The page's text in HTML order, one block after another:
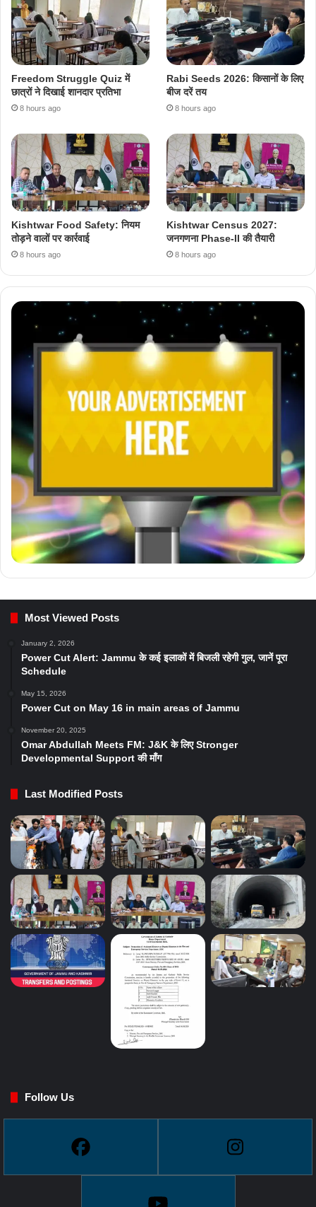
Freedom Struggle Quiz में
छात्रों ने दिखाई शानदार प्रतिभा
8 hours ago
Rabi Seeds 2026: किसानों के लिए
बीज दरें तय
8 hours ago
Kishtwar Food Safety: नियम
तोड़ने वालों पर कार्रवाई
8 hours ago
Kishtwar Census 2027:
जनगणना Phase-II की तैयारी
8 hours ago
Most Viewed Posts
January 2, 2026
Power Cut Alert: Jammu के कई इलाकों में बिजली रहेगी गुल, जानें पूरा
Schedule
May 15, 2026
Power Cut on May 16 in main areas of Jammu
November 20, 2025
Omar Abdullah Meets FM: J&K के लिए Stronger
Developmental Support की माँग
Last Modified Posts
Follow Us